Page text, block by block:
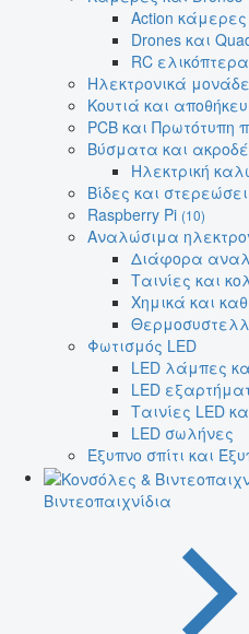
Action κάμερες
Drones και
RC
Ηλεκτρονικά
Κουτιά και
PCB και Πρωτότυπη
Βύσματα και
Ηλεκτρική
Βίδες και
Raspberry Pi (10)
Αναλώσιμα
Διάφορα
Ταινίες και
Χημικά και
Φωτισμός LED
LED λάμπες
LED
Ταινίες LED
LED σωλήνες
Έξυπνο σπίτι και
Βιντεοπαιχνίδια